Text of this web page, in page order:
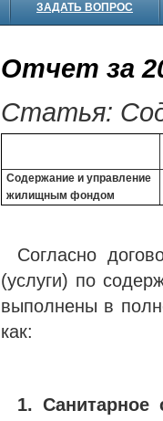
ЗАДАТЬ ВОПРОС
Отчет за
Статья:
Содержание и управление
жилищным фондом
Согласно
(услуги) по
выполнены в
как:
1. Санитарное